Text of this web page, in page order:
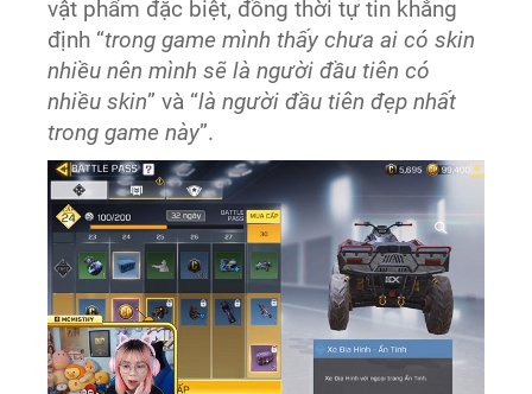
vật phẩm đặc biệt, đồng thời tự tin khẳng
định “trong game mình thấy chưa ai có skin
nhiều nên mình sẽ là người đầu tiên có
nhiều skin” và “là người đầu tiên đẹp nhất
trong game này”.